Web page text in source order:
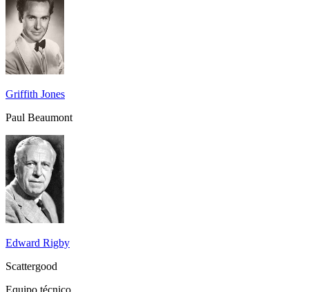
Griffith Jones
Paul Beaumont
Edward Rigby
Scattergood
Equipo técnico